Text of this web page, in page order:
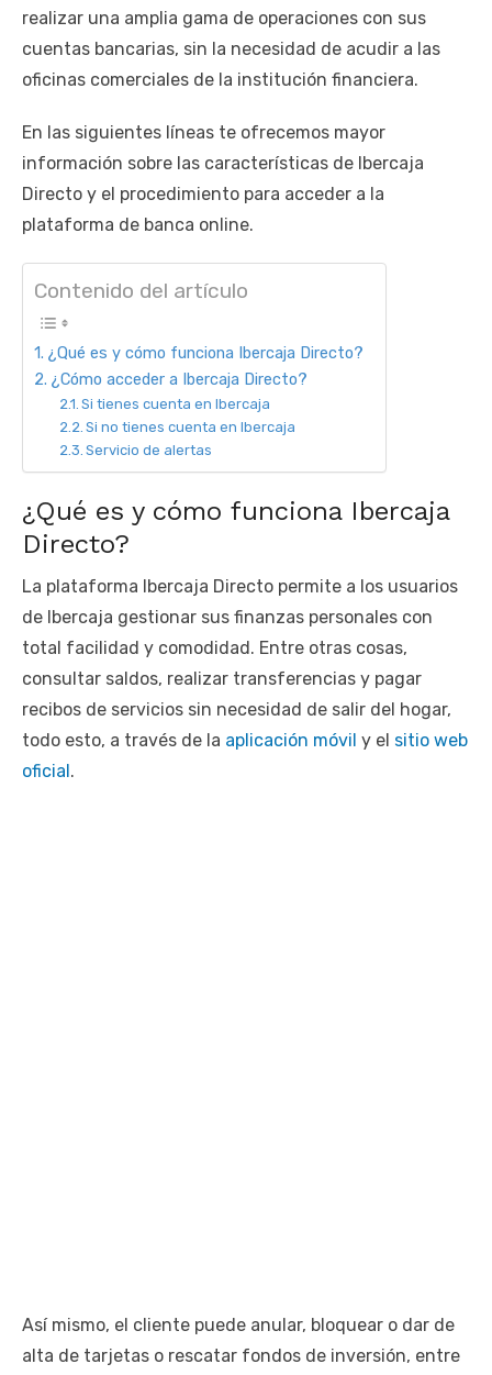
realizar una amplia gama de operaciones con sus
cuentas bancarias, sin la necesidad de acudir a las
oficinas comerciales de la institución financiera.
En las siguientes líneas te ofrecemos mayor
información sobre las características de Ibercaja
Directo y el procedimiento para acceder a la
plataforma de banca online.
Contenido del artículo
¿Qué es y cómo funciona Ibercaja Directo?
¿Cómo acceder a Ibercaja Directo?
Si tienes cuenta en Ibercaja
Si no tienes cuenta en Ibercaja
Servicio de alertas
¿Qué es y cómo funciona Ibercaja
Directo?
La plataforma Ibercaja Directo permite a los usuarios
de Ibercaja gestionar sus finanzas personales con
total facilidad y comodidad. Entre otras cosas,
consultar saldos, realizar transferencias y pagar
recibos de servicios sin necesidad de salir del hogar,
todo esto, a través de la aplicación móvil y el sitio web
oficial .
Así mismo, el cliente puede anular, bloquear o dar de
alta de tarjetas o rescatar fondos de inversión, entre